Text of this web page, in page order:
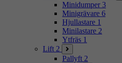
Minidumper 3
Minigrävare 6
Hjullastare 1
Minilastare 2
Ytfräs 1
Lift 2
Pallyft 2